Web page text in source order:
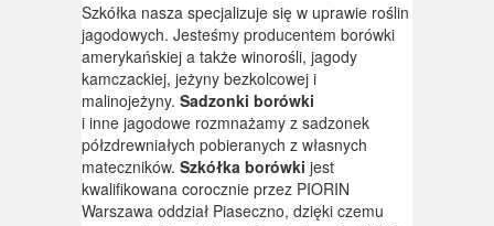
Szkółka nasza specjalizuje się w uprawie roślin
jagodowych. Jesteśmy producentem borówki
amerykańskiej a także winorośli, jagody
kamczackiej, jeżyny bezkolcowej i
malinojeżyny. Sadzonki borówki
i inne jagodowe rozmnażamy z sadzonek
półzdrewniałych pobieranych z własnych
mateczników. Szkółka borówki jest
kwalifikowana corocznie przez PIORIN
Warszawa oddział Piaseczno, dzięki czemu